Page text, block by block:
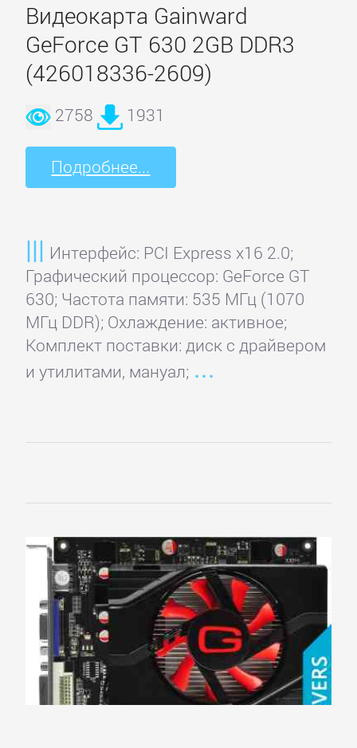
Видеокарта Gainward
GeForce GT 630 2GB DDR3
(426018336-2609)
2758 1931
Подробнее...
Интерфейс: PCI Express x16 2.0;
Графический процессор: GeForce GT
630; Частота памяти: 535 МГц (1070
МГц DDR); Охлаждение: активное;
Комплект поставки: диск с драйвером
и утилитами, мануал;
Главное
Главная
Регистрация
Вход
Контакты
Карта
сайта
ASUS
Axle
BIOSTAR